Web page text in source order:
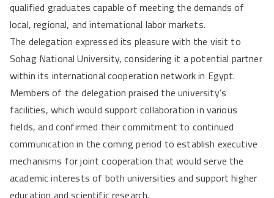
qualified graduates capable of meeting the demands of
local, regional, and international labor markets.
The delegation expressed its pleasure with the visit to
Sohag National University, considering it a potential partner
within its international cooperation network in Egypt.
Members of the delegation praised the university’s
facilities, which would support collaboration in various
fields, and confirmed their commitment to continued
communication in the coming period to establish executive
mechanisms for joint cooperation that would serve the
academic interests of both universities and support higher